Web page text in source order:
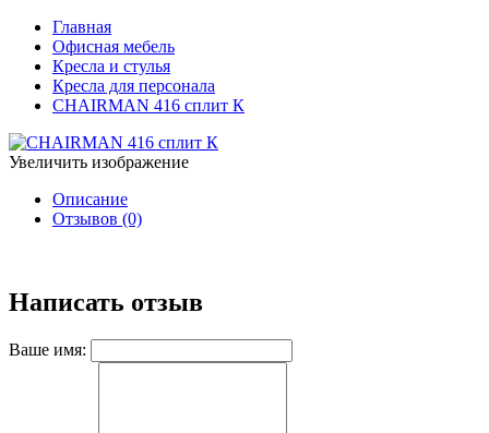
Главная
Офисная мебель
Кресла и стулья
Кресла для персонала
CHAIRMAN 416 сплит К
Увеличить изображение
Описание
Отзывов (0)
Написать отзыв
Ваше имя: